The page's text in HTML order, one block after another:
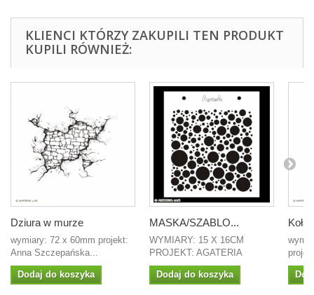
KLIENCI KTÓRZY ZAKUPILI TEN PRODUKT
KUPILI RÓWNIEŻ:
Dziura w murze
wymiary: 72 x 60mm projekt:
Anna Szczepańska...
Dodaj do koszyka
MASKA/SZABLO...
WYMIARY: 15 X 16CM
PROJEKT: AGATERIA
Dodaj do koszyka
Koła